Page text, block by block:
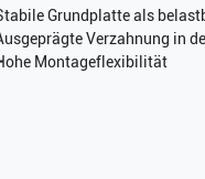
Grundplatte als
Verzahnung in
Montageflexibilität